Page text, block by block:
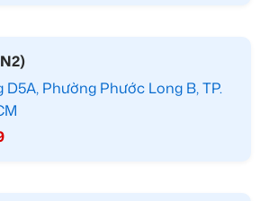
Phường Phước Long B, TP.